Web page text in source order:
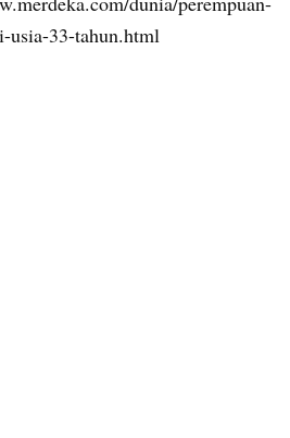
usia-33-tahun.html